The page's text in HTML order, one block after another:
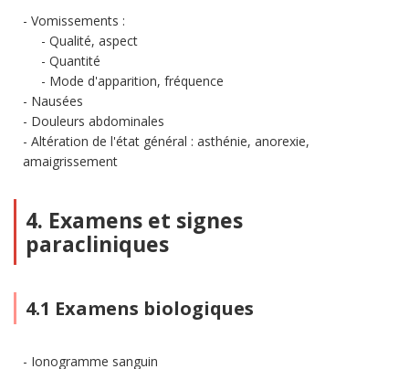
Vomissements :
Qualité, aspect
Quantité
Mode d'apparition, fréquence
Nausées
Douleurs abdominales
Altération de l'état général : asthénie, anorexie,
amaigrissement
4. Examens et signes
paracliniques
4.1 Examens biologiques
Ionogramme sanguin